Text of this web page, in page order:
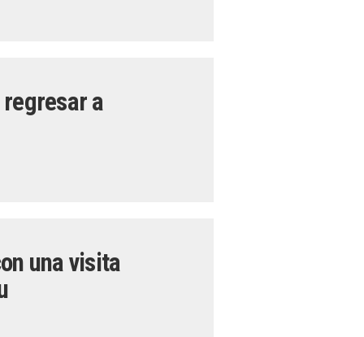
a
una visita